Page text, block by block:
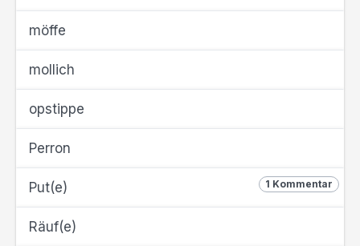
möffe
mollich
opstippe
Perron
1 Kommentar
Put(e)
Räuf(e)